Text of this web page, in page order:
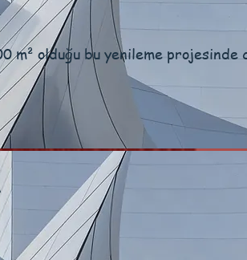
m² olduğu bu yenileme projesinde